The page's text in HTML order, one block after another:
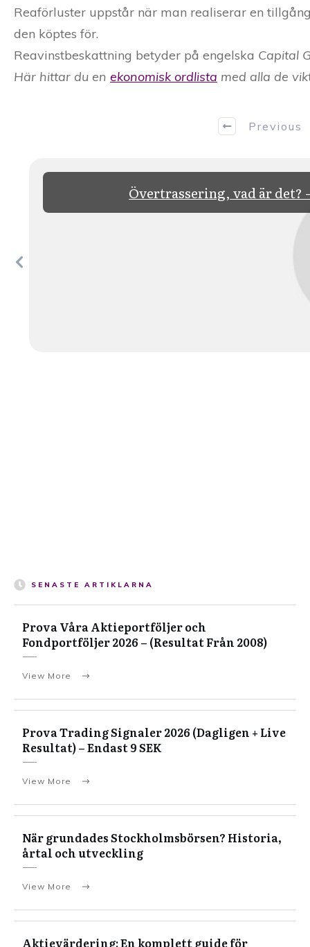
Reaförluster uppstår när man realiserar en
den köptes för.
Reavinstbeskattning betyder på engelska Capital
Här hittar du en ekonomisk ordlista med alla de
Previous
Övertrassering, vad är
SENASTE ARTIKLARNA
Prova Våra Aktieportföljer och
Fondportföljer 2026 – (Resultat Från 2008)
View More
Prova Trading Signaler 2026 (Dagligen + Live
Resultat) – Endast 9 SEK
View More
När grundades Stockholmsbörsen? Historia,
årtal och utveckling
View More
Aktievärdering: En komplett guide för